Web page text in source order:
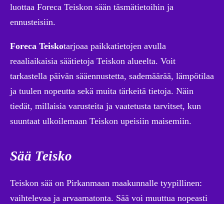
luottaa Foreca Teiskon sään täsmätietoihin ja
ennusteisiin.
Foreca Teiskotarjoaa paikkatietojen avulla
reaaliaikaisia säätietoja Teiskon alueelta. Voit
tarkastella päivän sääennustetta, sademäärää, lämpötilaa
ja tuulen nopeutta sekä muita tärkeitä tietoja. Näin
tiedät, millaisia varusteita ja vaatetusta tarvitset, kun
suuntaat ulkoilemaan Teiskon upeisiin maisemiin.
Sää Teisko
Teiskon sää on Pirkanmaan maakunnalle tyypillinen:
vaihtelevaa ja arvaamatonta. Sää voi muuttua nopeasti